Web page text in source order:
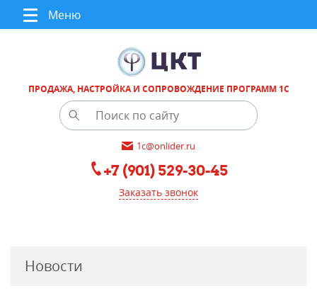
Меню
ПРОДАЖА, НАСТРОЙКА И СОПРОВОЖДЕНИЕ ПРОГРАММ 1С
1c@onlider.ru
+7 (901) 529-30-45
Заказать звонок
Новости